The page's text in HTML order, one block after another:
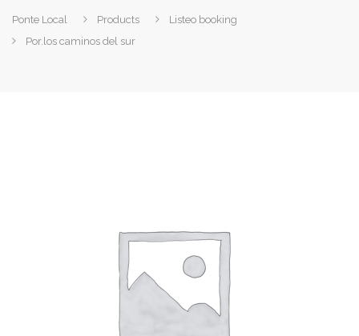
Ponte Local Products
Listeo booking
Por.los caminos del sur